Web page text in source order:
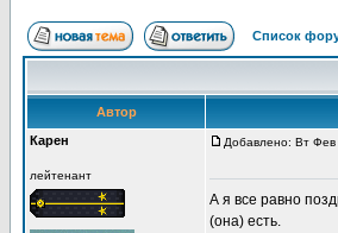
Список
Автор
Карен
лейтенант
Добавлено: Вт
А я все равно
(она) есть.